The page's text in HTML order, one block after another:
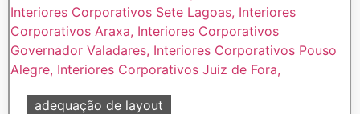
adequação de layout